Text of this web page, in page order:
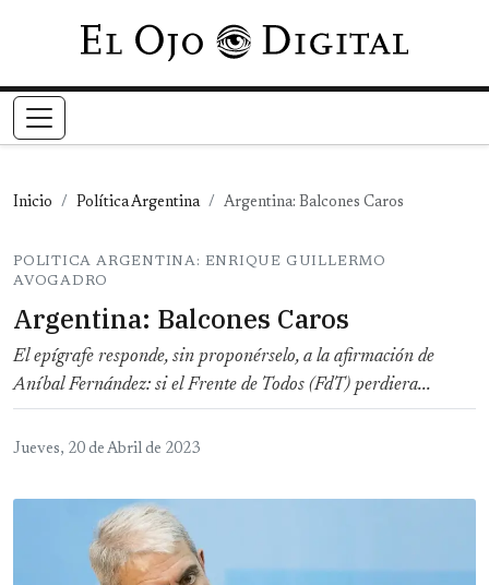
Pasar al contenido principal
Inicio Política Argentina Argentina: Balcones Caros
POLITICA ARGENTINA: ENRIQUE GUILLERMO
AVOGADRO
Argentina: Balcones Caros
El epígrafe responde, sin proponérselo, a la afirmación de
Aníbal Fernández: si el Frente de Todos (FdT) perdiera...
Jueves, 20 de Abril de 2023